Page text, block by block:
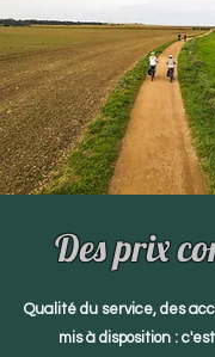
Des prix
Qualité du service, des
mis à disposition :